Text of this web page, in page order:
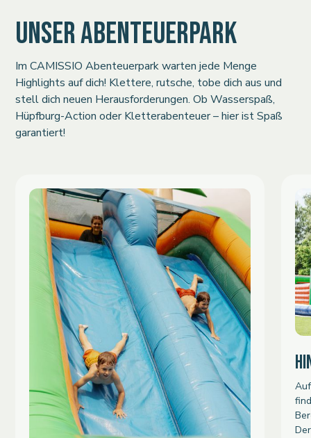
UNSER ABENTEUERPARK
Im CAMISSIO Abenteuerpark warten jede Menge
Highlights auf dich! Klettere, rutsche, tobe dich aus und
stell dich neuen Herausforderungen. Ob Wasserspaß,
Hüpfburg-Action oder Kletterabenteuer – hier ist Spaß
garantiert!